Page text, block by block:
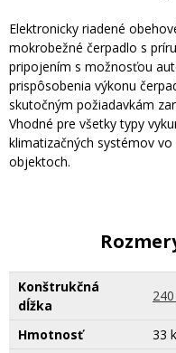
Elektronicky riadené
mokrobežné čerpadlo s
pripojením s možnosťou
prispôsobenia výkonu
skutočným požiadavkám
Vhodné pre všetky typy
klimatizačných systémov vo
objektoch.
Konštrukčná
dĺžka
Hmotnosť
33